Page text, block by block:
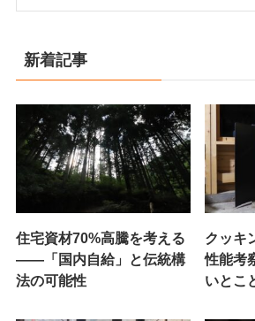
新着記事
住宅資材70%高騰を考える
——「国内自給」と伝統構
法の可能性
クッキ
性能考
いとこ